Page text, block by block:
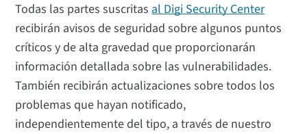
Todas las partes suscritasal Digi Security Center
recibirán avisos de seguridad sobre algunos puntos
críticos y de alta gravedad que proporcionarán
información detallada sobre las vulnerabilidades.
También recibirán actualizaciones sobre todos los
problemas que hayan notificado,
independientemente del tipo, a través de nuestro